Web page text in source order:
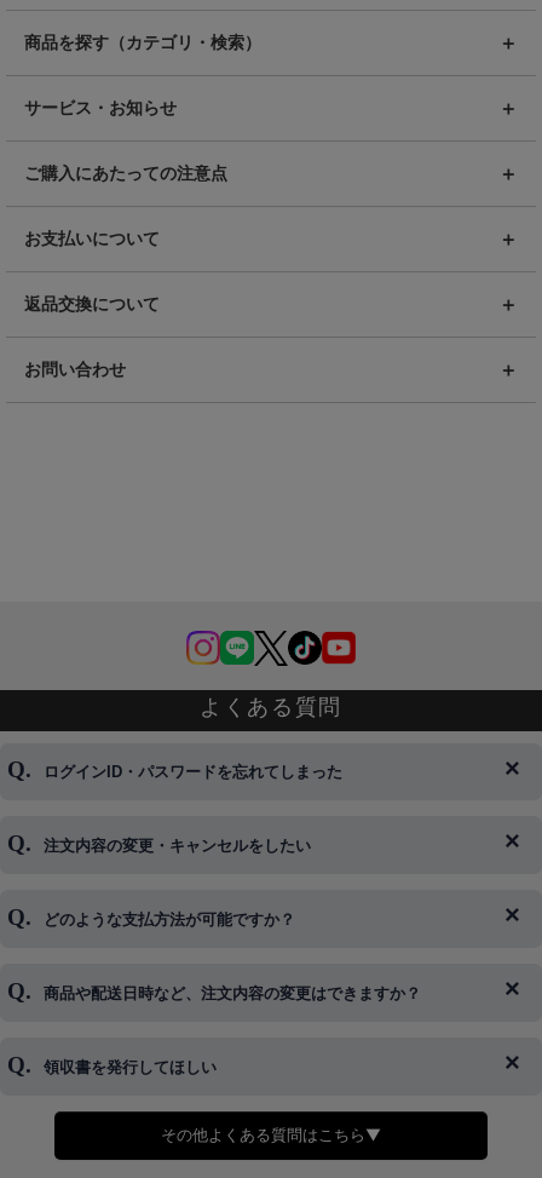
商品を探す（カテゴリ・検索）
サービス・お知らせ
ご購入にあたっての注意点
お支払いについて
返品交換について
お問い合わせ
よくある質問
ログインID・パスワードを忘れてしまった
◆下記ページより、ログインIDの変更が可能です。
注文内容の変更・キャンセルをしたい
◆即日発送を行なっている関係上、午後以降のご連絡やキャンセル
※発送後、発送準備が完了しお手続きが間に合わない場合は変更、
どのような支払方法が可能ですか？
◆代金引換・クレジットカード・携帯キャリア決済・おねだり決
商品や配送日時など、注文内容の変更はできますか？
◆商品発送前の変更は承っております。
さい。
領収書を発行してほしい
◆領収書はご希望頂いた場合のみ発行しております。
その他よくある質問はこちら▼